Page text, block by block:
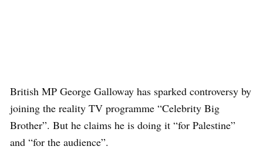
British MP George Galloway has sparked controversy by
joining the reality TV programme “Celebrity Big
Brother”. But he claims he is doing it “for Palestine”
and “for the audience”.